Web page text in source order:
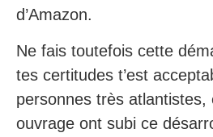
d’Amazon.
Ne fais toutefois cette
tes certitudes t’est
personnes très atlantistes,
ouvrage ont subi ce